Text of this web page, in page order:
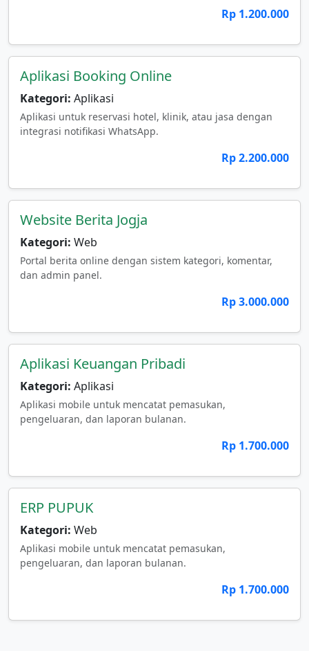
Rp 1.200.000
Aplikasi Booking Online
Kategori: Aplikasi
Aplikasi untuk reservasi hotel, klinik, atau jasa dengan
integrasi notifikasi WhatsApp.
Rp 2.200.000
Website Berita Jogja
Kategori: Web
Portal berita online dengan sistem kategori, komentar,
dan admin panel.
Rp 3.000.000
Aplikasi Keuangan Pribadi
Kategori: Aplikasi
Aplikasi mobile untuk mencatat pemasukan,
pengeluaran, dan laporan bulanan.
Rp 1.700.000
ERP PUPUK
Kategori: Web
Aplikasi mobile untuk mencatat pemasukan,
pengeluaran, dan laporan bulanan.
Rp 1.700.000